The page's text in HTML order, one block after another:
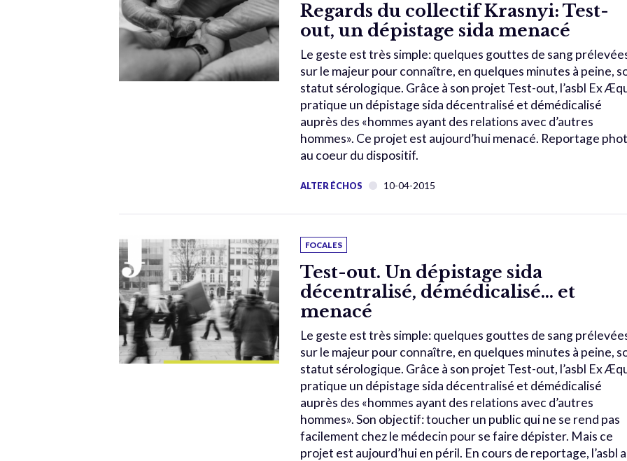
Regards du collectif Krasnyi: Test-
out, un dépistage sida menacé
Le geste est très simple: quelques gouttes de sang
sur le majeur pour connaître, en quelques minutes à peine,
statut sérologique. Grâce à son projet Test-out, l’asbl Ex
pratique un dépistage sida décentralisé et démédicalisé
auprès des «hommes ayant des relations avec d’autres
hommes». Ce projet est aujourd’hui menacé. Reportage
au coeur du dispositif.
ALTER ÉCHOS 10-04-2015
FOCALES
Test-out. Un dépistage sida
décentralisé, démédicalisé… et
menacé
Le geste est très simple: quelques gouttes de sang
sur le majeur pour connaître, en quelques minutes à peine,
statut sérologique. Grâce à son projet Test-out, l’asbl Ex
pratique un dépistage sida décentralisé et démédicalisé
auprès des «hommes ayant des relations avec d’autres
hommes». Son objectif: toucher un public qui ne se rend pas
facilement chez le médecin pour se faire dépister. Mais ce
projet est aujourd’hui en péril. En cours de reportage, l’asbl a